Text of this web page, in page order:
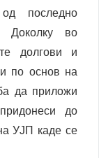
последно
Доколку во
долгови и
по основ на
да приложи
до
УЈП каде се